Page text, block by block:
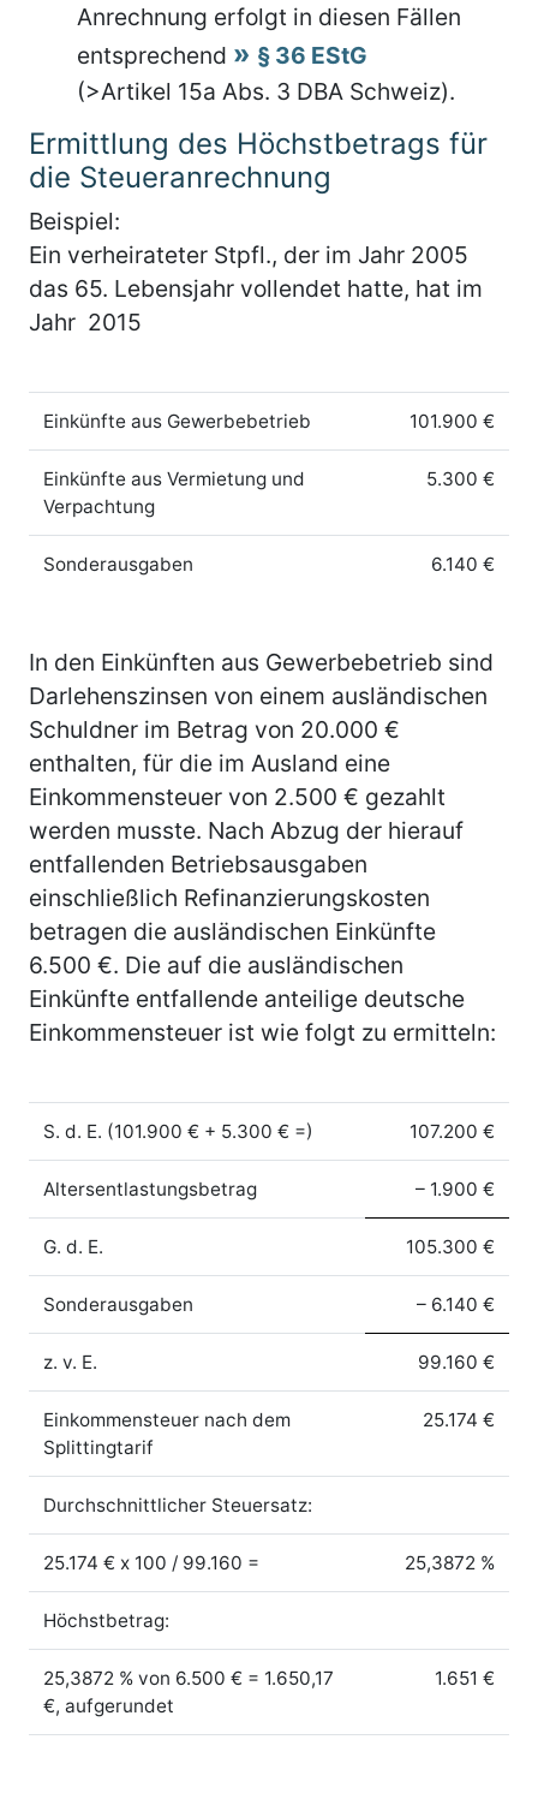
Anrechnung erfolgt in diesen Fällen
entsprechend
§ 36 EStG
(>Artikel 15a Abs. 3 DBA Schweiz).
Ermittlung des Höchstbetrags für
die Steueranrechnung
Beispiel:
Ein verheirateter Stpfl., der im Jahr 2005
das 65. Lebensjahr vollendet hatte, hat im
Jahr 2015
Einkünfte aus Gewerbebetrieb 101.900 €
Einkünfte aus Vermietung und
Verpachtung
5.300 €
Sonderausgaben 6.140 €
In den Einkünften aus Gewerbebetrieb sind
Darlehenszinsen von einem ausländischen
Schuldner im Betrag von 20.000 €
enthalten, für die im Ausland eine
Einkommensteuer von 2.500 € gezahlt
werden musste. Nach Abzug der hierauf
entfallenden Betriebsausgaben
einschließlich Refinanzierungskosten
betragen die ausländischen Einkünfte
6.500 €. Die auf die ausländischen
Einkünfte entfallende anteilige deutsche
Einkommensteuer ist wie folgt zu ermitteln:
S. d. E. (101.900 € + 5.300 € =) 107.200 €
Altersentlastungsbetrag – 1.900 €
G. d. E. 105.300 €
Sonderausgaben – 6.140 €
z. v. E. 99.160 €
Einkommensteuer nach dem
Splittingtarif
25.174 €
Durchschnittlicher Steuersatz:
25.174 € x 100 / 99.160 = 25,3872 %
Höchstbetrag:
25,3872 % von 6.500 € = 1.650,17
€, aufgerundet
1.651 €